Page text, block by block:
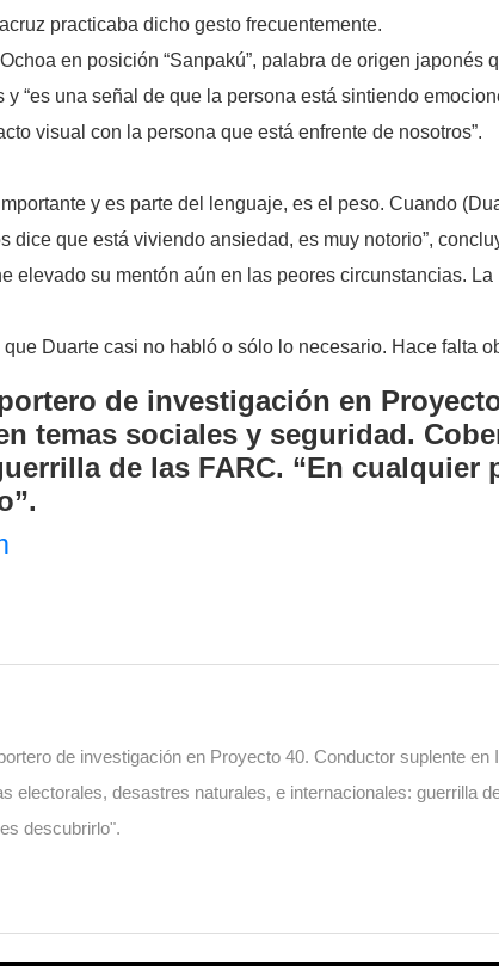
practicaba dicho gesto frecuentemente.
en posición “Sanpakú”, palabra de origen japonés
“es una señal de que la persona está sintiendo
visual con la persona que está enfrente de nosotros”.
y es parte del lenguaje, es el peso. Cuando
dice que está viviendo ansiedad, es muy notorio”,
elevado su mentón aún en las peores circunstancias.
Duarte casi no habló o sólo lo necesario. Hace falta
de investigación en
temas sociales y seguridad.
de las FARC. “En cualquier
de investigación en Proyecto 40. Conductor suplente
electorales, desastres naturales, e internacionales: guerrilla
descubrirlo".